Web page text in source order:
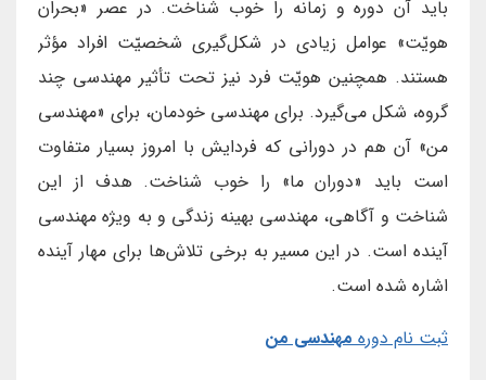
باید آن دوره و زمانه را خوب شناخت. در عصر «بحران
هویّت» عوامل زیادی در شکل‌گیری شخصیّت افراد مؤثر
هستند. همچنین هویّت فرد نیز تحت تأثیر مهندسی چند
گروه، شکل می‌گیرد. برای مهندسی خودمان،‌ برای «مهندسی
من» آن هم در دورانی که فردایش با امروز بسیار متفاوت
است باید «دوران ما» را خوب شناخت. هدف از این
شناخت و آگاهی، مهندسی بهینه زندگی و به ویژه مهندسی
آینده است. در این مسیر به برخی تلاش‌ها برای مهار آینده
اشاره شده است.
ثبت نامدورهمهندسی من